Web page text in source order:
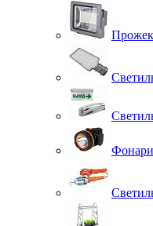
Фонари